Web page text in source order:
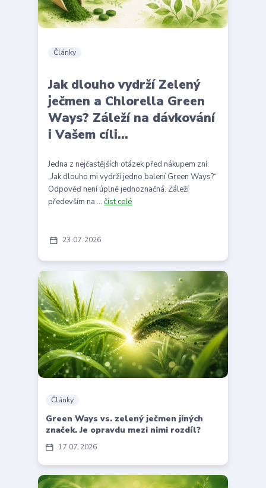
23 07 2026
Články
Jak dlouho vydrží Zelený
ječmen a Chlorella Green
Ways? Záleží na dávkování
i Vašem cíli...
Jedna z nejčastějších otázek před nákupem zní:
„Jak dlouho mi vydrží jedno balení Green Ways?“
Odpověď není úplně jednoznačná. Záleží
především na ...číst celé
17 07 2026
Články
Green Ways vs. zelený ječmen jiných
značek. Je opravdu mezi nimi rozdíl?